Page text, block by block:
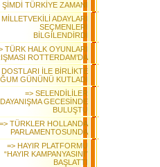
ŞİMDİ TÜRKİYE ZAMANI
MİLLETVEKİLİ ADAYLARI
SEÇMENLERİ
BİLGİLENDİRDİ
TÜRK HALK OYUNLARI
ROTTERDAM’DA
DOSTLARI İLE BİRLİKTE
GÜNÜNÜ KUTLADI
=> SELENDİLİLER
DAYANIŞMA GECESİNDE
BULUŞTU
=> TÜRKLER HOLLANDA
PARLAMENTOSUNDA
=> HAYIR PLATFORMU
“HAYIR KAMPANYASINI”
BAŞLATTI